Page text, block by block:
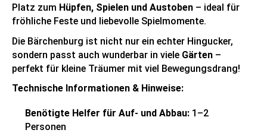
Platz zum Hüpfen, Spielen und Austoben – ideal für
fröhliche Feste und liebevolle Spielmomente.
Die Bärchenburg ist nicht nur ein echter Hingucker,
sondern passt auch wunderbar in viele Gärten –
perfekt für kleine Träumer mit viel Bewegungsdrang!
Technische Informationen & Hinweise:
Benötigte Helfer für Auf- und Abbau: 1–2
Personen